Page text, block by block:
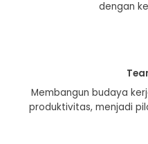
dengan
Membangun budaya
produktivitas, menjadi